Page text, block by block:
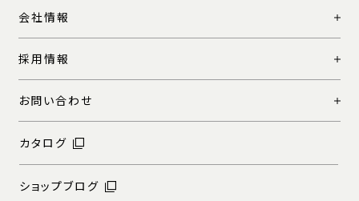
会社情報
採用情報
お問い合わせ
カタログ
ショップブログ